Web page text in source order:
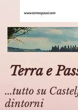
Terra e
...tutto su
dintorni